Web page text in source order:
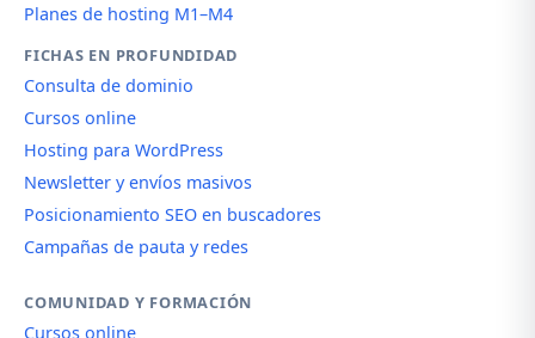
Planes de hosting M1–M4
FICHAS EN PROFUNDIDAD
Consulta de dominio
Cursos online
Hosting para WordPress
Newsletter y envíos masivos
Posicionamiento SEO en buscadores
Campañas de pauta y redes
COMUNIDAD Y FORMACIÓN
Cursos online